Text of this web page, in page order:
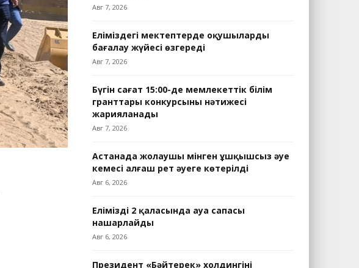
Авг 7, 2026
Еліміздегі мектептерде оқушыларды
бағалау жүйесі өзгереді
Авг 7, 2026
Бүгін сағат 15:00-де мемлекеттік білім
гранттары конкурсының нәтижесі
жарияланады
Авг 7, 2026
Астанада жолаушы мінген ұшқышсыз әуе
кемесі алғаш рет әуеге көтерілді
Авг 6, 2026
Еліміздің 2 қаласында ауа сапасы
нашарлайды
Авг 6, 2026
Президент «Бәйтерек» холдингінің